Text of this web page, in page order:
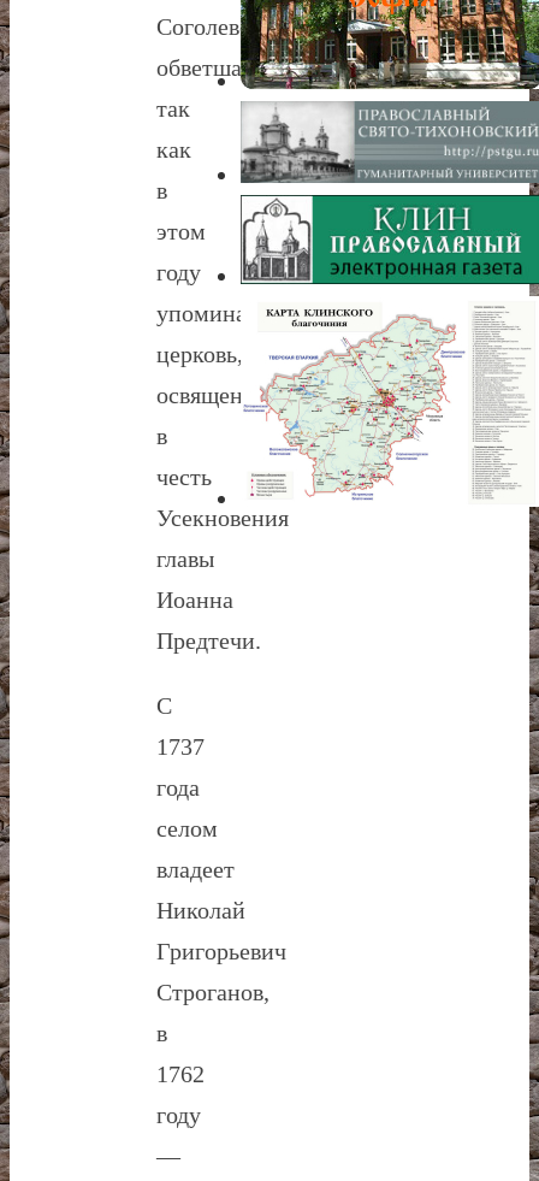
Соголево
обветшала,
так
как
в
этом
году
упоминается
церковь,
освященная
в
честь
Усекновения
главы
Иоанна
Предтечи.
С
1737
года
селом
владеет
Николай
Григорьевич
Строганов,
в
1762
году
—